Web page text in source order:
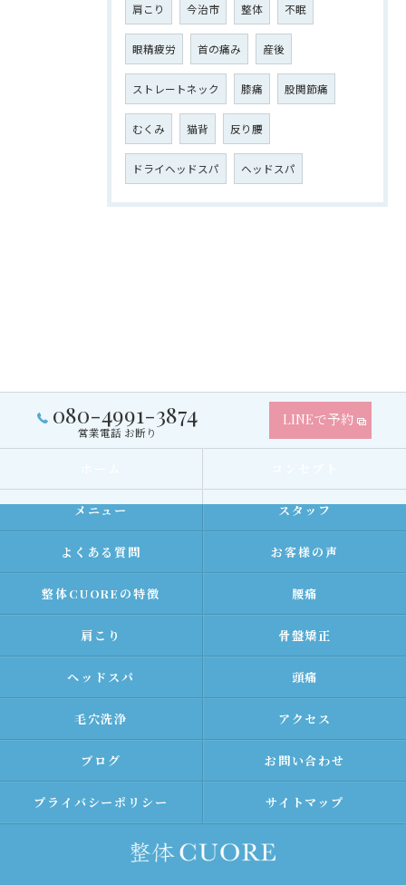
肩こり 今治市 整体 不眠
眼精疲労 首の痛み 産後
ストレートネック 膝痛 股関節痛
むくみ 猫背 反り腰
ドライヘッドスパ ヘッドスパ
080-4991-3874
営業電話 お断り
LINEで予約
メニュー スタッフ
よくある質問 お客様の声
整体CUOREの特徴 腰痛
肩こり 骨盤矯正
ヘッドスパ 頭痛
毛穴洗浄 アクセス
ブログ お問い合わせ
プライバシーポリシー サイトマップ